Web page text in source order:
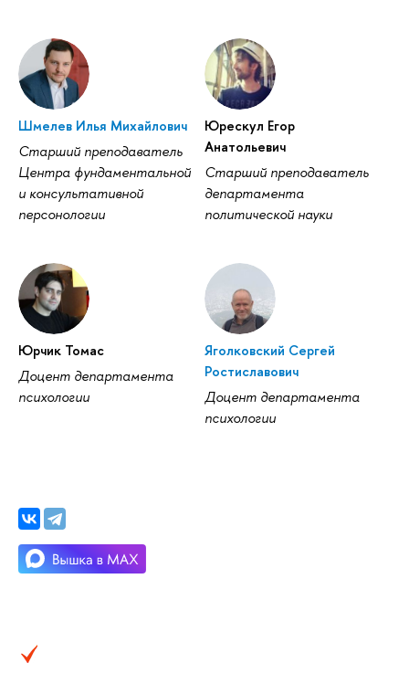
Шмелев Илья Михайлович
Старший преподаватель
Центра фундаментальной
и консультативной
персонологии
Юрескул Егор
Анатольевич
Старший преподаватель
департамента
политической науки
Юрчик Томас
Доцент департамента
психологии
Яголковский Сергей
Ростиславович
Доцент департамента
психологии